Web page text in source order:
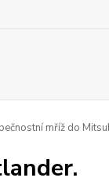
mříž do